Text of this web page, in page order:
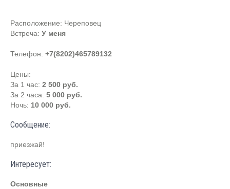
Расположение: Череповец
Встреча: У меня
Телефон: +7(8202)465789132
Цены:
За 1 час: 2 500 руб.
За 2 часа: 5 000 руб.
Ночь: 10 000 руб.
Сообщение:
приезжай!
Интересует:
Основные